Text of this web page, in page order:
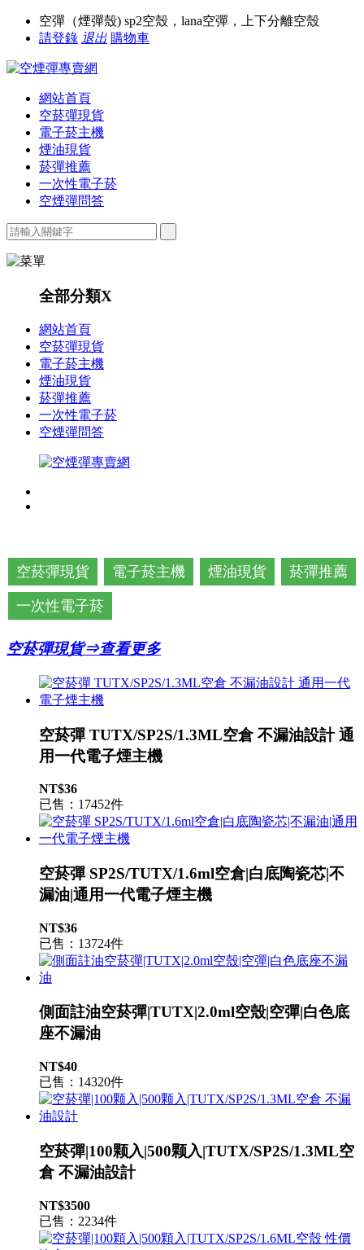
空彈（煙彈殼) sp2空殼，lana空彈，上下分離空殼
請登錄 退出 購物車
網站首頁
空菸彈現貨
電子菸主機
煙油現貨
菸彈推薦
一次性電子菸
空煙彈問答
全部分類X
網站首頁
空菸彈現貨
電子菸主機
煙油現貨
菸彈推薦
一次性電子菸
空煙彈問答
空菸彈現貨 電子菸主機 煙油現貨 菸彈推薦
一次性電子菸
空菸彈現貨⇒查看更多
空菸彈 TUTX/SP2S/1.3ML空倉 不漏油設計 通
用一代電子煙主機
NT$36
已售：17452件
空菸彈 SP2S/TUTX/1.6ml空倉|白底陶瓷芯|不
漏油|通用一代電子煙主機
NT$36
已售：13724件
側面註油空菸彈|TUTX|2.0ml空殼|空彈|白色底
座不漏油
NT$40
已售：14320件
空菸彈|100颗入|500颗入|TUTX/SP2S/1.3ML空
倉 不漏油設計
NT$3500
已售：2234件